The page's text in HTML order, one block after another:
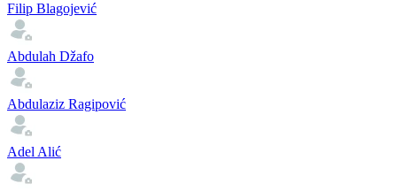
Filip Blagojević
Abdulah Džafo
Abdulaziz Ragipović
Adel Alić